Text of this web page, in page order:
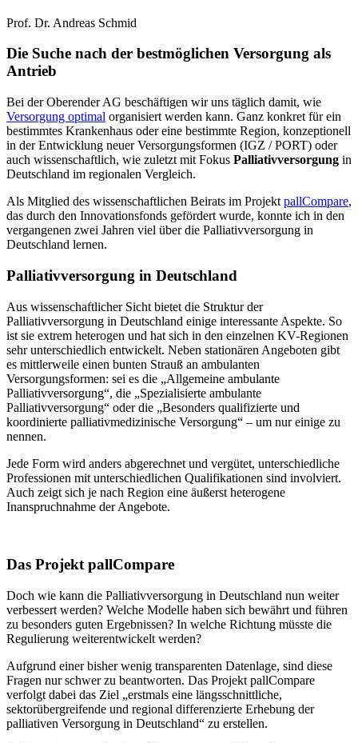
Prof. Dr. Andreas Schmid
Die Suche nach der bestmöglichen Versorgung als
Antrieb
Bei der Oberender AG beschäftigen wir uns täglich damit, wie
Versorgung optimal organisiert werden kann. Ganz konkret für ein
bestimmtes Krankenhaus oder eine bestimmte Region, konzeptionell
in der Entwicklung neuer Versorgungsformen (IGZ / PORT) oder
auch wissenschaftlich, wie zuletzt mit Fokus Palliativversorgung in
Deutschland im regionalen Vergleich.
Als Mitglied des wissenschaftlichen Beirats im Projekt pallCompare,
das durch den Innovationsfonds gefördert wurde, konnte ich in den
vergangenen zwei Jahren viel über die Palliativversorgung in
Deutschland lernen.
Palliativversorgung in Deutschland
Aus wissenschaftlicher Sicht bietet die Struktur der
Palliativversorgung in Deutschland einige interessante Aspekte. So
ist sie extrem heterogen und hat sich in den einzelnen KV-Regionen
sehr unterschiedlich entwickelt. Neben stationären Angeboten gibt
es mittlerweile einen bunten Strauß an ambulanten
Versorgungsformen: sei es die „Allgemeine ambulante
Palliativversorgung“, die „Spezialisierte ambulante
Palliativversorgung“ oder die „Besonders qualifizierte und
koordinierte palliativmedizinische Versorgung“ – um nur einige zu
nennen.
Jede Form wird anders abgerechnet und vergütet, unterschiedliche
Professionen mit unterschiedlichen Qualifikationen sind involviert.
Auch zeigt sich je nach Region eine äußerst heterogene
Inanspruchnahme der Angebote.
Das Projekt pallCompare
Doch wie kann die Palliativversorgung in Deutschland nun weiter
verbessert werden? Welche Modelle haben sich bewährt und führen
zu besonders guten Ergebnissen? In welche Richtung müsste die
Regulierung weiterentwickelt werden?
Aufgrund einer bisher wenig transparenten Datenlage, sind diese
Fragen nur schwer zu beantworten. Das Projekt pallCompare
verfolgt dabei das Ziel „erstmals eine längsschnittliche,
sektorübergreifende und regional differenzierte Erhebung der
palliativen Versorgung in Deutschland“ zu erstellen.